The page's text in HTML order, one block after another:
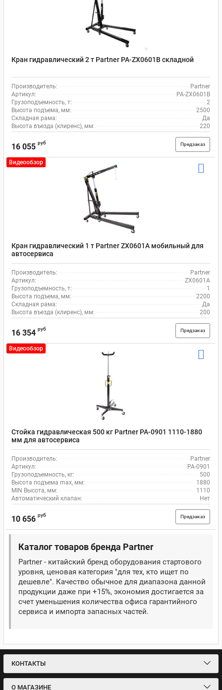
Кран гидравлический 2 т Partner PA-ZX0601B складной
Производитель:
Partner
Артикул:
PA-ZX0601B
Грузоподъемность, т:
2
Высота подъема, мм:
2500
Складная рама:
Да
Высота въезда (клиренс), мм:
220
16 055 руб Предзаказ
Видеообзор
Кран гидравлический 1 т Partner ZX0601A мобильный для
автосервиса
Производитель:
Partner
Артикул:
ZX0601A
Грузоподъемность, т:
1
Высота подъема, мм:
2200
Складная рама:
Да
Высота въезда (клиренс), мм:
200
16 354 руб Предзаказ
Видеообзор
Стойка гидравлическая 500 кг Partner PA-0901 1110-1880
мм для автосервиса
Производитель:
Partner
Артикул:
PA-0901
Грузоподъемность, кг:
500
Высота подъема max, мм:
1880
MIN Высота, мм:
1110
Автоматический клапан:
Нет
10 656 руб Предзаказ
Каталог товаров бренда Partner
Partner - китайский бренд оборудования стартового
уровня, ценовая категория "для тех, кто ищет по
дешевле". Качество обычное для диапазона данной
продукции даже при +15%, экономия достигается за
счет уменьшения количества офиса гарантийного
сервиса и импорта запасных частей.
КОНТАКТЫ
О МАГАЗИНЕ